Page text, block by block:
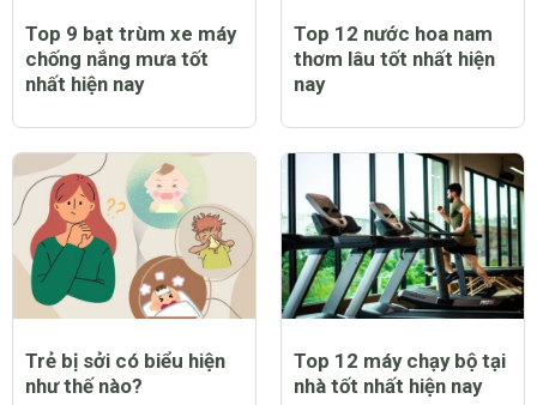
Top 9 bạt trùm xe máy
chống nắng mưa tốt
nhất hiện nay
Top 12 nước hoa nam
thơm lâu tốt nhất hiện
nay
Trẻ bị sởi có biểu hiện
như thế nào?
Top 12 máy chạy bộ tại
nhà tốt nhất hiện nay